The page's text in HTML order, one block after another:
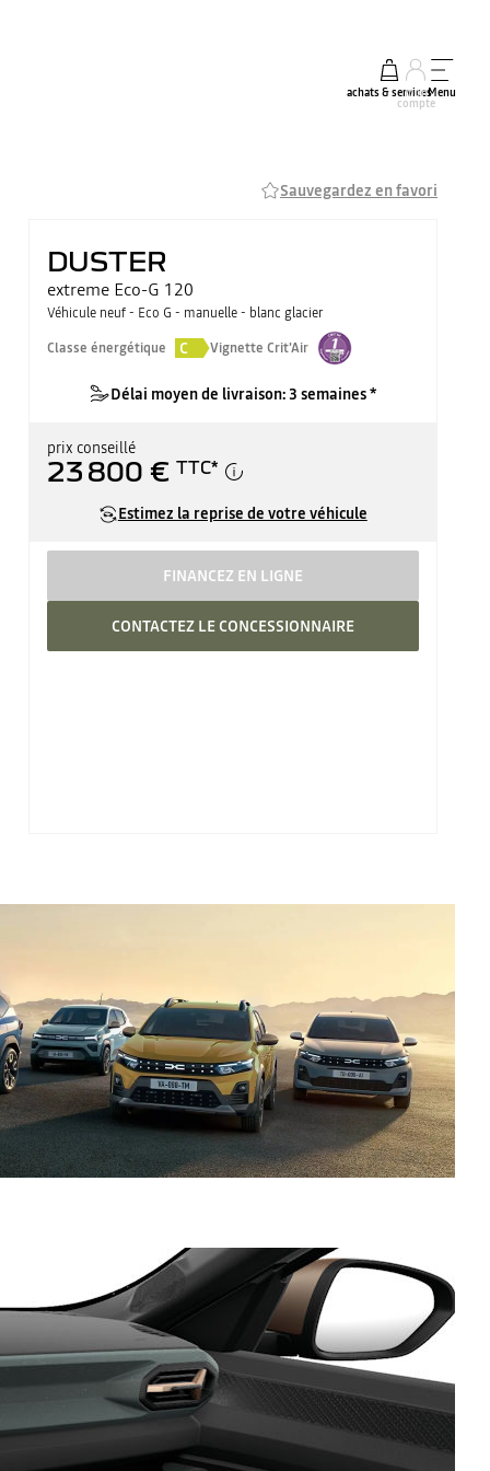
achats & services
mon
compte
Menu
Sauvegardez en favori
DUSTER
extreme Eco-G 120
Véhicule neuf - Eco G - manuelle - blanc glacier
Classe énergétique
C Vignette Crit'Air
Délai moyen de livraison: 3 semaines *
prix conseillé
23 800 € TTC*
Estimez la reprise de votre véhicule
FINANCEZ EN LIGNE
CONTACTEZ LE CONCESSIONNAIRE